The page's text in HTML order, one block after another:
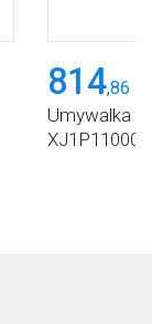
814,86
Umywalka